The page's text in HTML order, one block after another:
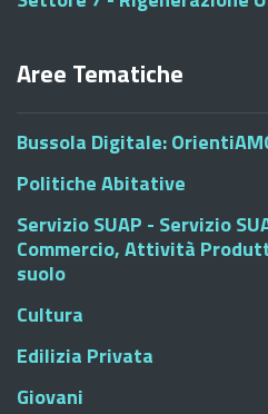
Aree Tematiche
Bussola Digitale:
Politiche Abitative
Servizio SUAP - Servizio
Commercio, Attività
suolo
Cultura
Edilizia Privata
Giovani